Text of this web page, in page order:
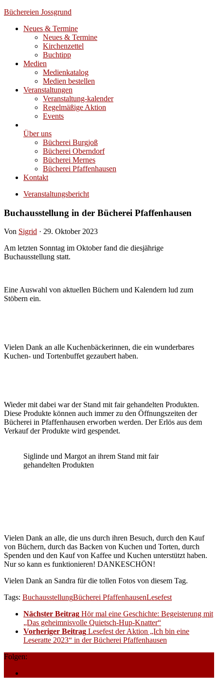
Büchereien Jossgrund
Neues & Termine
Neues & Termine
Kirchenzettel
Buchtipp
Medien
Medienkatalog
Medien bestellen
Veranstaltungen
Veranstaltung-kalender
Regelmäßige Aktion
Events
Über uns
Bücherei Burgjoß
Bücherei Oberndorf
Bücherei Mernes
Bücherei Pfaffenhausen
Kontakt
Veranstaltungsbericht
Buchausstellung in der Bücherei Pfaffenhausen
Von Sigrid · 29. Oktober 2023
Am letzten Sonntag im Oktober fand die diesjährige
Buchausstellung statt.
Eine Auswahl von aktuellen Büchern und Kalendern lud zum
Stöbern ein.
Vielen Dank an alle Kuchenbäckerinnen, die ein wunderbares
Kuchen- und Tortenbuffet gezaubert haben.
Wieder mit dabei war der Stand mit fair gehandelten Produkten.
Diese Produkte können auch immer zu den Öffnungszeiten der
Bücherei in Pfaffenhausen erworben werden. Der Erlös aus dem
Verkauf der Produkte wird gespendet.
Siglinde und Margot an ihrem Stand mit fair
gehandelten Produkten
Vielen Dank an alle, die uns durch ihren Besuch, durch den Kauf
von Büchern, durch das Backen von Kuchen und Torten, durch
Spenden und den Kauf von Kaffee und Kuchen unterstützt haben.
Nur so kann es funktionieren! DANKESCHÖN!
Vielen Dank an Sandra für die tollen Fotos von diesem Tag.
Tags: BuchausstellungBücherei PfaffenhausenLesefest
Nächster Beitrag Hör mal eine Geschichte: Begeisterung mit
„Das geheimnisvolle Quietsch-Hup-Knatter“
Vorheriger Beitrag Lesefest der Aktion „Ich bin eine
Leseratte 2023“ in der Bücherei Pfaffenhausen
Folgen: